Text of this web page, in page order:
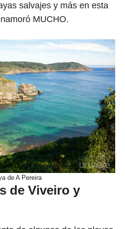
salvajes y más en esta
MUCHO.
de A Pereira
de Viveiro y